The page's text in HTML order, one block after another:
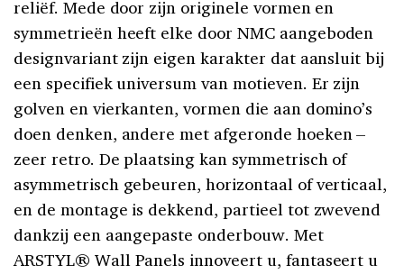
reliëf. Mede door zijn originele vormen en
symmetrieën heeft elke door NMC aangeboden
designvariant zijn eigen karakter dat aansluit bij
een specifiek universum van motieven. Er zijn
golven en vierkanten, vormen die aan domino’s
doen denken, andere met afgeronde hoeken –
zeer retro. De plaatsing kan symmetrisch of
asymmetrisch gebeuren, horizontaal of verticaal,
en de montage is dekkend, partieel tot zwevend
dankzij een aangepaste onderbouw. Met
ARSTYL® Wall Panels innoveert u, fantaseert u